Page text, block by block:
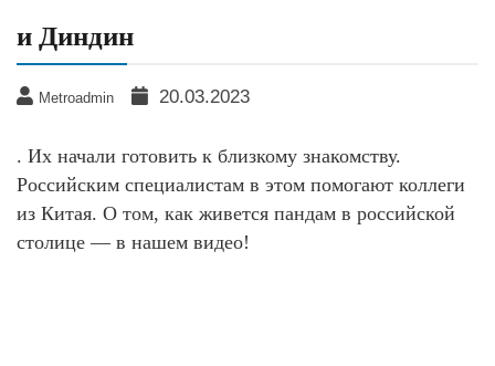
и Диндин
Metroadmin 20.03.2023
. Их начали готовить к близкому знакомству.
Российским специалистам в этом помогают коллеги
из Китая. О том, как живется пандам в российской
столице — в нашем видео!